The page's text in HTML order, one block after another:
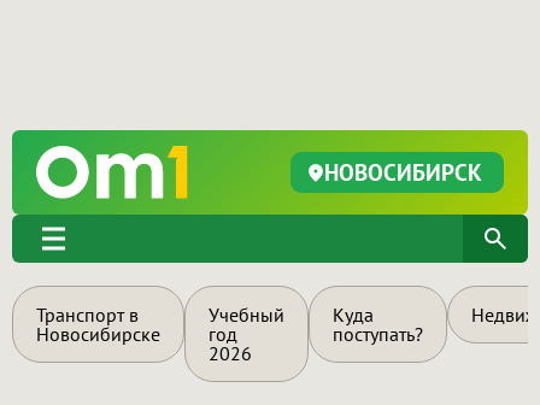
НОВОСИБИРСК
Транспорт в
Новосибирске
Учебный
год
2026
Куда
поступать?